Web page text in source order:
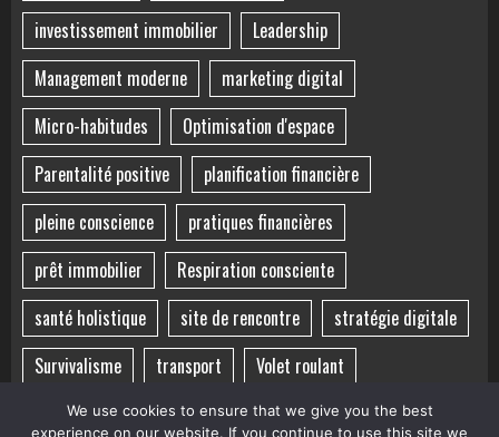
investissement immobilier
Leadership
Management moderne
marketing digital
Micro-habitudes
Optimisation d'espace
Parentalité positive
planification financière
pleine conscience
pratiques financières
prêt immobilier
Respiration consciente
santé holistique
site de rencontre
stratégie digitale
Survivalisme
transport
Volet roulant
voyage sensoriel
Équilibre mental Équilibre vie-santé
We use cookies to ensure that we give you the best
experience on our website. If you continue to use this site we